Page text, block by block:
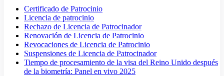
Certificado de Patrocinio
Licencia de patrocinio
Rechazo de Licencia de Patrocinador
Renovación de Licencia de Patrocinio
Revocaciones de Licencia de Patrocinio
Suspensiones de Licencia de Patrocinador
Tiempo de procesamiento de la visa del Reino Unido después
de la biometría: Panel en vivo 2025